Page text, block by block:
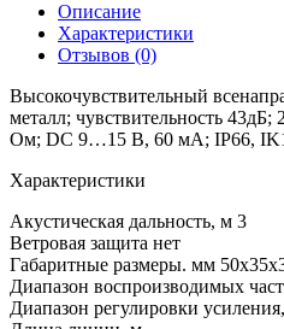
Описание
Характеристики
Отзывов (0)
Высокочувствительный
металл; чувствительность
Ом; DC 9…15 В, 60 мА; IP66,
Характеристики
Акустическая дальность, м 3
Ветровая защита нет
Габаритные размеры. мм
Диапазон воспроизводимых
Диапазон регулировки